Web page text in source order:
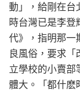
動」，給剛在台
時台灣已是李
代》，指明那一
良風俗，要求
立學校的小賣部
體大。「都什麽